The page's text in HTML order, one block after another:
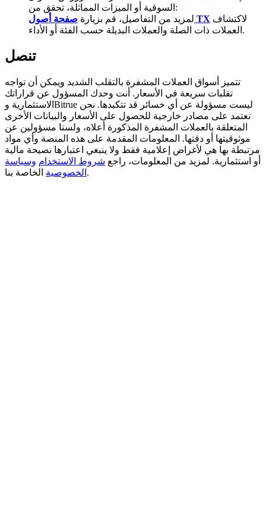
BTC Welcome Rewards
Deposit & Trade BTC to Share 25000 USDT prize pool!
Deposit CASHCAT & Win
Share 500000 CASHCAT prize pool
السوقية أو الميزات المماثلة، تحقق من:
لمزيد من التفاصيل، قم بزيارة صفحة أصول TX
العملات ذات الصلة والعملات البديلة حسب الفئة أو الأداء.
تنصل
تتميز أسواق العملات المشفرة بالتقلب الشديد ويمكن أن تواجه
تقلبات سريعة في الأسعار. أنت وحدك المسؤول عن قراراتك
الاستثمارية وBitrue ليست مسؤولة عن أي خسائر قد تتكبدها. نحن
نعتمد على مصادر خارجية للحصول على الأسعار والبيانات الأخرى
المتعلقة بالعملات المشفرة المذكورة أعلاه، ولسنا مسؤولين عن
موثوقيتها أو دقتها. المعلومات المقدمة على هذه المنصة وأي مواد
مرتبطة بها هي لأغراض إعلامية فقط ولا ينبغي اعتبارها نصيحة مالية
أو استثمارية. لمزيد من المعلومات، راجع شروط الاستخدام وسياسة
الخصوصية الخاصة بنا.